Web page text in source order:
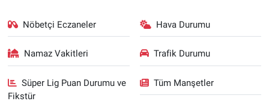
Nöbetçi Eczaneler Hava Durumu
Namaz Vakitleri Trafik Durumu
Süper Lig Puan Durumu ve
Fikstür
Tüm Manşetler